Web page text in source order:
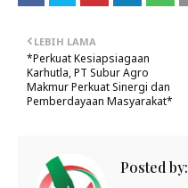
LEBIH LAMA
*Perkuat Kesiapsiagaan
Karhutla, PT Subur Agro
Makmur Perkuat Sinergi dan
Pemberdayaan Masyarakat*
Posted by: